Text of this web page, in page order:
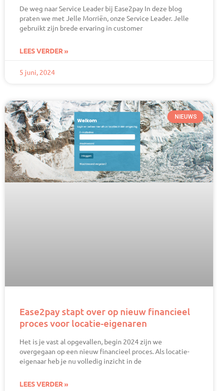
De weg naar Service Leader bij Ease2pay​ In deze blog
praten we met Jelle Morriën, onze Service Leader. Jelle
gebruikt zijn brede ervaring in customer
LEES VERDER »
5 juni, 2024
NIEUWS
Ease2pay stapt over op nieuw financieel
proces voor locatie-eigenaren
Het is je vast al opgevallen, begin 2024 zijn we
overgegaan op een nieuw financieel proces. Als locatie-
eigenaar heb je nu volledig inzicht in de
LEES VERDER »